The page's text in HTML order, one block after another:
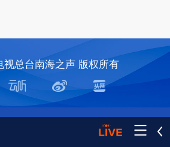
视总台南海之声 版权所有